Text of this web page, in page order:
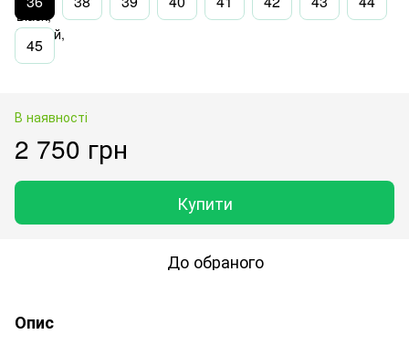
45
В наявності
2 750 грн
Купити
До обраного
Опис